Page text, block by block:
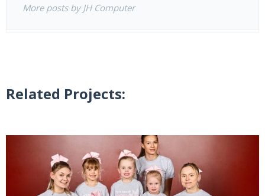
More posts by JH Computer
Related Projects: